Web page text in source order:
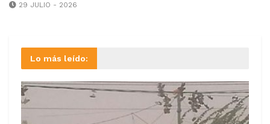
29 JULIO - 2026
Lo más leído: